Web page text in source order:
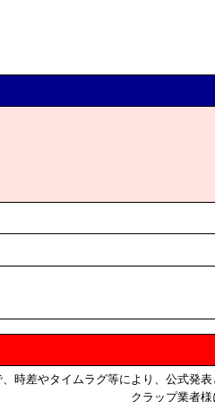
時差やタイムラグ等により、公式発
クラップ業者